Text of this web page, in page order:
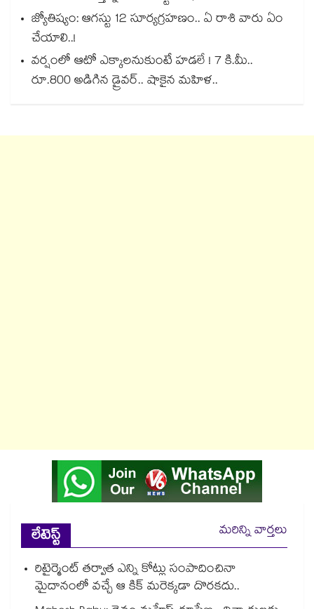
జ్యోతిష్యం: ఆగస్టు 12 సూర్యగ్రహణం.. ఏ రాశి వారు ఏం
చేయాలి..!
వర్షంలో ఆటో ఎక్కాలనుకుంటే హడలే ! 7 కి.మీ..
రూ.800 అడిగిన డ్రైవర్.. షాకైన మహిళ..
లేటెస్ట్
మరిన్ని వార్తలు
రిటైర్మెంట్ తర్వాత ఎన్ని కోట్లు సంపాదించినా
మైదానంలో వచ్చే ఆ కిక్ మరెక్కడా దొరకదు..